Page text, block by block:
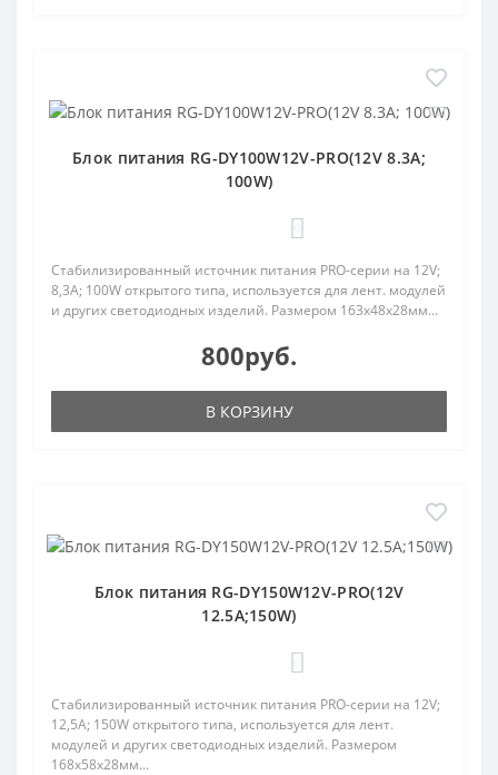
Блок питания RG-DY100W12V-PRO(12V 8.3A;
100W)
Стабилизированный источник питания PRO-серии на 12V;
8,3A; 100W открытого типа, используется для лент. модулей
и других светодиодных изделий. Размером 163х48х28мм...
800руб.
В КОРЗИНУ
Блок питания RG-DY150W12V-PRO(12V
12.5A;150W)
Стабилизированный источник питания PRO-серии на 12V;
12,5A; 150W открытого типа, используется для лент.
модулей и других светодиодных изделий. Размером
168х58х28мм...